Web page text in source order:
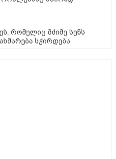
რომელიც მძიმე სენს
სჭირდება